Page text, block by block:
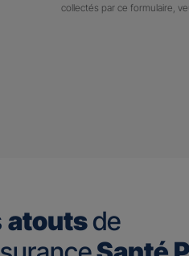
collectés par ce formulaire,
atoutsde